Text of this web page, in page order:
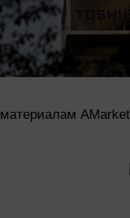
материалам